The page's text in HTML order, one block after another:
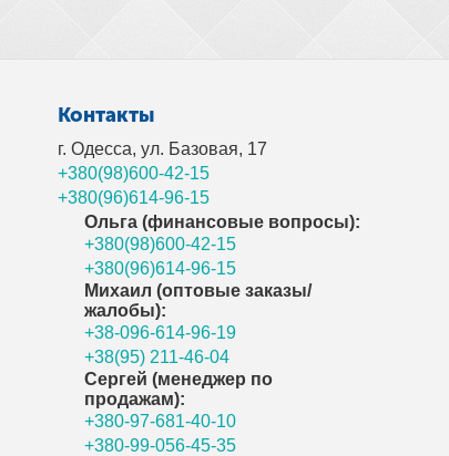
Контакты
г. Одесса, ул. Базовая, 17
+380(98)600-42-15
+380(96)614-96-15
Ольга (финансовые вопросы):
+380(98)600-42-15
+380(96)614-96-15
Михаил (оптовые заказы/
жалобы):
+38-096-614-96-19
+38(95) 211-46-04
Сергей (менеджер по
продажам):
+380-97-681-40-10
+380-99-056-45-35